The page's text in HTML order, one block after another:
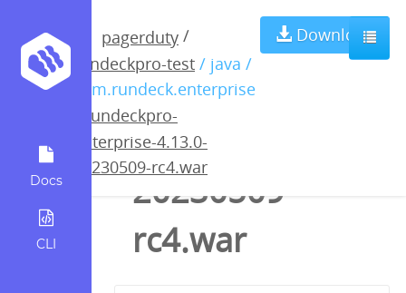
Docs
CLI
pagerduty /
rundeckpro-test / java /
com.rundeck.enterprise
rundeckpro-
enterprise-4.13.0-
20230509-rc4.war
Download
rundeckpro-
enterprise-
4.13.0-
20230509-
rc4.war